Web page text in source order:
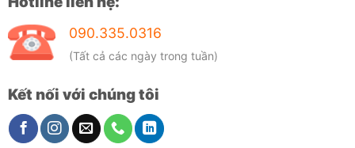
090.335.0316
(Tất cả các ngày trong tuần)
Kết nối với chúng tôi